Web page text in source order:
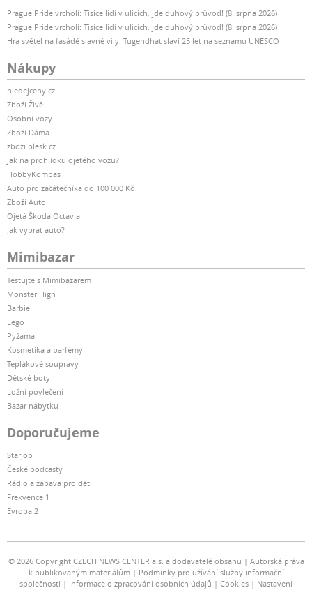
Prague Pride vrcholí: Tisíce lidí v ulicích, jde duhový průvod! (8. srpna 2026)
Prague Pride vrcholí: Tisíce lidí v ulicích, jde duhový průvod! (8. srpna 2026)
Hra světel na fasádě slavné vily: Tugendhat slaví 25 let na seznamu UNESCO
Nákupy
hledejceny.cz
Zboží Živě
Osobní vozy
Zboží Dáma
zbozi.blesk.cz
Jak na prohlídku ojetého vozu?
HobbyKompas
Auto pro začátečníka do 100 000 Kč
Zboží Auto
Ojetá Škoda Octavia
Jak vybrat auto?
Mimibazar
Testujte s Mimibazarem
Monster High
Barbie
Lego
Pyžama
Kosmetika a parfémy
Teplákové soupravy
Dětské boty
Ložní povlečení
Bazar nábytku
Doporučujeme
Starjob
České podcasty
Rádio a zábava pro děti
Frekvence 1
Evropa 2
© 2026 Copyright CZECH NEWS CENTER a.s. a dodavatelé obsahu
Autorská práva
k publikovaným materiálům
Podmínky pro užívání služby informační
společnosti
Informace o zpracování osobních údajů Cookies
Nastavení